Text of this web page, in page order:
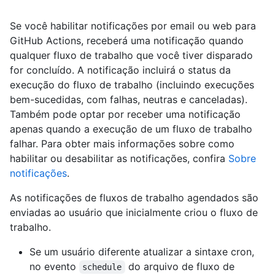
Se você habilitar notificações por email ou web para
GitHub Actions, receberá uma notificação quando
qualquer fluxo de trabalho que você tiver disparado
for concluído. A notificação incluirá o status da
execução do fluxo de trabalho (incluindo execuções
bem-sucedidas, com falhas, neutras e canceladas).
Também pode optar por receber uma notificação
apenas quando a execução de um fluxo de trabalho
falhar. Para obter mais informações sobre como
habilitar ou desabilitar as notificações, confira Sobre
notificações.
As notificações de fluxos de trabalho agendados são
enviadas ao usuário que inicialmente criou o fluxo de
trabalho.
Se um usuário diferente atualizar a sintaxe cron,
no evento
schedule
do arquivo de fluxo de